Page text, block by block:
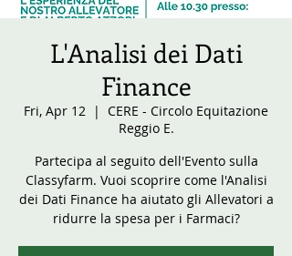
L'Analisi dei Dati
Finance
Fri, Apr 12
  |
CERE - Circolo Equitazione
Reggio E.
Partecipa al seguito dell'Evento sulla
Classyfarm. Vuoi scoprire come l'Analisi
dei Dati Finance ha aiutato gli Allevatori a
ridurre la spesa per i Farmaci?